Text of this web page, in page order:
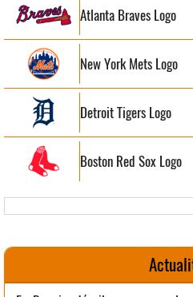
Atlanta Braves Logo
New York Mets Logo
Detroit Tigers Logo
Boston Red Sox Logo